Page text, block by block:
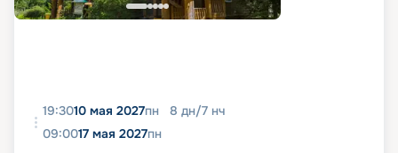
19:3010 мая 2027пн 8 дн/7 нч
09:0017 мая 2027пн